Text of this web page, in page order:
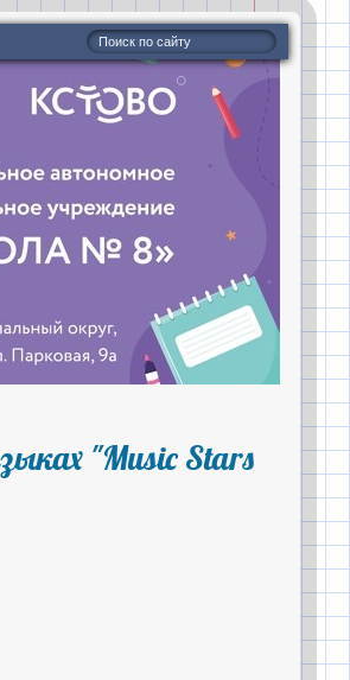
"Music Stars